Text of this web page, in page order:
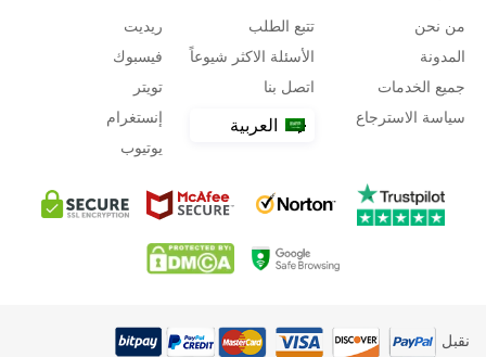
من نحن
المدونة
جميع الخدمات
سياسة الاسترجاع
تتبع الطلب
الأسئلة الاكثر شيوعاً
اتصل بنا
العربية
ريديت
فيسبوك
تويتر
إنستغرام
يوتيوب
نقبل